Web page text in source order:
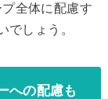
全体に配慮す
でしょう。
への配慮も